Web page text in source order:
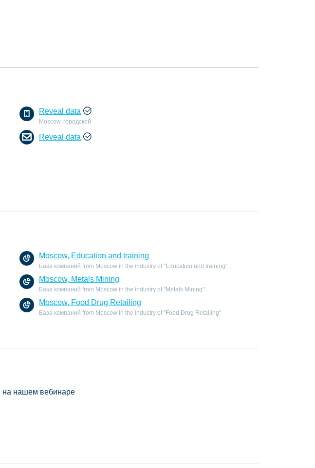
Reveal data
Moscow, городской
Reveal data
Moscow, Education and training
База компаний from Moscow in the industry of "Education and training"
Moscow, Metals Mining
База компаний from Moscow in the industry of "Metals Mining"
Moscow, Food Drug Retailing
База компаний from Moscow in the industry of "Food Drug Retailing"
на нашем вебинаре